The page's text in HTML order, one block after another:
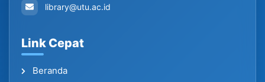
library@utu.ac.id
Link Cepat
Beranda